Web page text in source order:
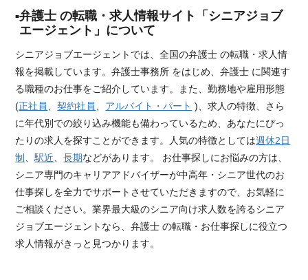
弁護士 の転職・求人情報サイト「シニアジョブ
エージェント」について
シニアジョブエージェントでは、全国の弁護士 の転職・求人情
報を掲載しています。弁護士事務所 をはじめ、弁護士 に関連す
る職種のお仕事をご紹介しています。また、勤務地や雇用形態
(正社員 、契約社員 アルバイト・パート )、求人の特徴、さら
に年代別での絞り込み機能も備わっているため、あなたにぴっ
たりの求人を探すことができます。人気の特徴としては週休2日
制
、駅近 、長期などがあります。 お仕事探しにお悩みの方は、
シニア専門のキャリアアドバイザーが中高年・シニア世代のお
仕事探しを全力でサポートさせていただきますので、お気軽に
ご相談ください。業界最大級のシニア向け求人数を誇るシニア
ジョブエージェントなら、弁護士 の転職・お仕事探しに役立つ
求人情報がきっと見つかります。